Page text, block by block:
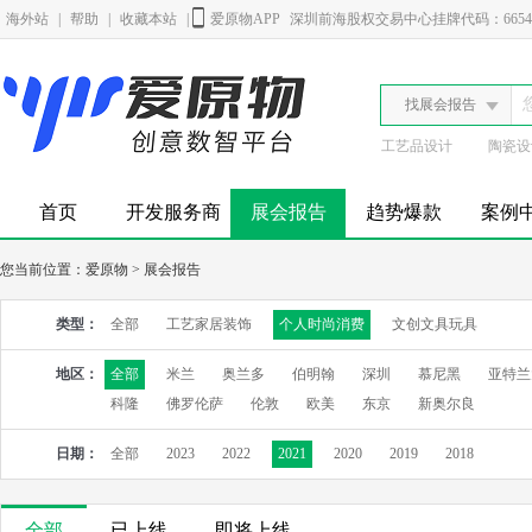
海外站 帮助 收藏本站 爱原物APP 深圳前海股权交易中心挂牌代码：
找展会报告
工艺品设计 陶瓷
首页 开发服务商 展会报告 趋势爆款 案例
您当前位置： 爱原物 > 展会报告
类型： 全部 工艺家居装饰 个人时尚消费 文创文具玩具
地区： 全部 米兰 奥兰多 伯明翰 深圳 慕尼黑
亚特
科隆
佛罗伦萨 伦敦 欧美 东京 新奥尔良
日期： 全部 2023 2022 2021 2020 2019 2018